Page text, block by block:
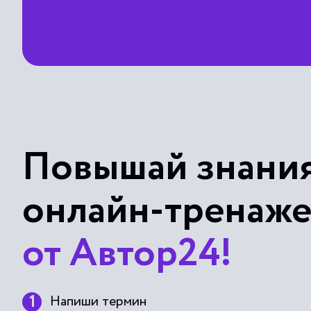
Повышай
онлайн-
от Автор24!
Напиши термин